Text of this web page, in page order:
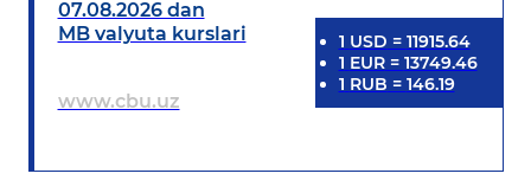
07.08.2026 dan
MB valyuta kurslari
www.cbu.uz
1 USD = 11915.64
1 EUR= 13749.46
1 RUB = 146.19